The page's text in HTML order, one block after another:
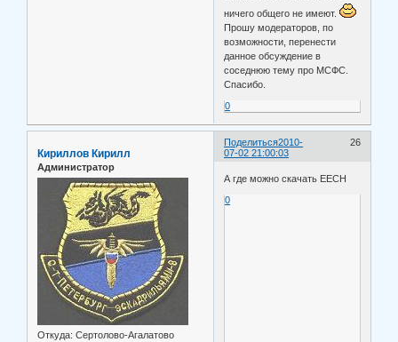
ничего общего не имеют.
Прошу модераторов, по
возможности, перенести
данное обсуждение в
соседнюю тему про МСФС.
Спасибо.
0
Поделиться 26
2010-
07-02 21:00:03
Кириллов Кирилл
Администратор
Откуда: Сертолово-Агалатово
А где можно скачать EECH
0